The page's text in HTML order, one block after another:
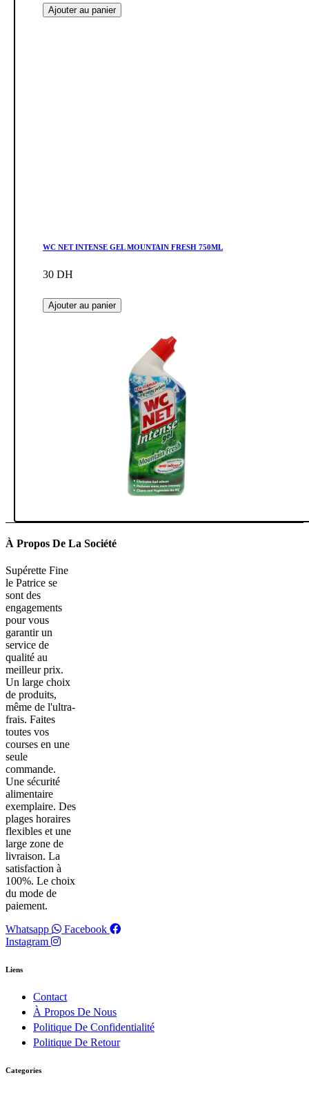
Ajouter au panier
WC NET INTENSE GEL MOUNTAIN FRESH 750ML
30 DH
Ajouter au panier
À Propos De La Société
Supérette Fine
le Patrice se
sont des
engagements
pour vous
garantir un
service de
qualité au
meilleur prix.
Un large choix
de produits,
même de l'ultra-
frais. Faites
toutes vos
courses en une
seule
commande.
Une sécurité
alimentaire
exemplaire. Des
plages horaires
flexibles et une
large zone de
livraison. La
satisfaction à
100%. Le choix
du mode de
paiement.
Whatsapp
Facebook
Instagram
Liens
Contact
À Propos De Nous
Politique De Confidentialité
Politique De Retour
Categories